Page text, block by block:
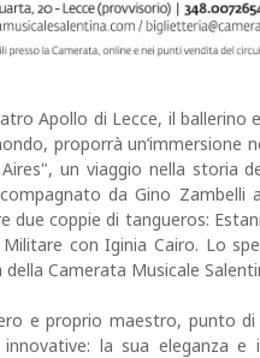
Apollo di Lecce, il ballerino
proporrà un’immersione
un viaggio nella storia
da Gino Zambelli
due coppie di tangueros:
con Iginia Cairo. Lo
Camerata Musicale
e proprio maestro, punto
la sua eleganza